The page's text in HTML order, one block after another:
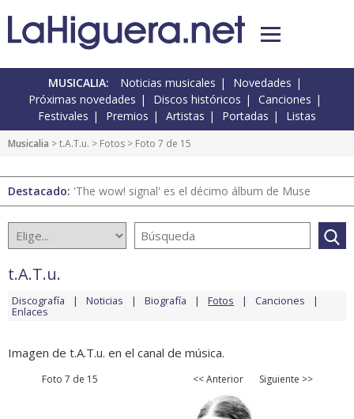
MUSICALIA: Noticias musicales
Novedades
Próximas novedades
Discos históricos
Canciones
Festivales
Premios Artistas Portadas Listas
Musicalia >t.A.T.u. > Fotos > Foto 7 de 15
Destacado: 'The wow! signal' es el décimo álbum de Muse
t.A.T.u.
Discografía Noticias Biografía Fotos Canciones
Enlaces
Imagen de t.A.T.u. en el canal de música.
Foto 7 de 15 << Anterior Siguiente >>